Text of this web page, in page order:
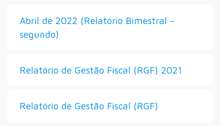
Abril de 2022 (Relatório Bimestral –
segundo)
Relatório de Gestão Fiscal (RGF) 2021
Relatório de Gestão Fiscal (RGF)